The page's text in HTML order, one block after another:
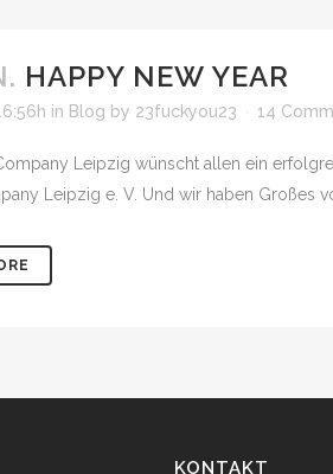
HAPPY NEW YEAR
in Blog by 23fuckyou23 14
Leipzig wünscht allen ein
Leipzig e. V. Und wir haben Großes
KONTAKT